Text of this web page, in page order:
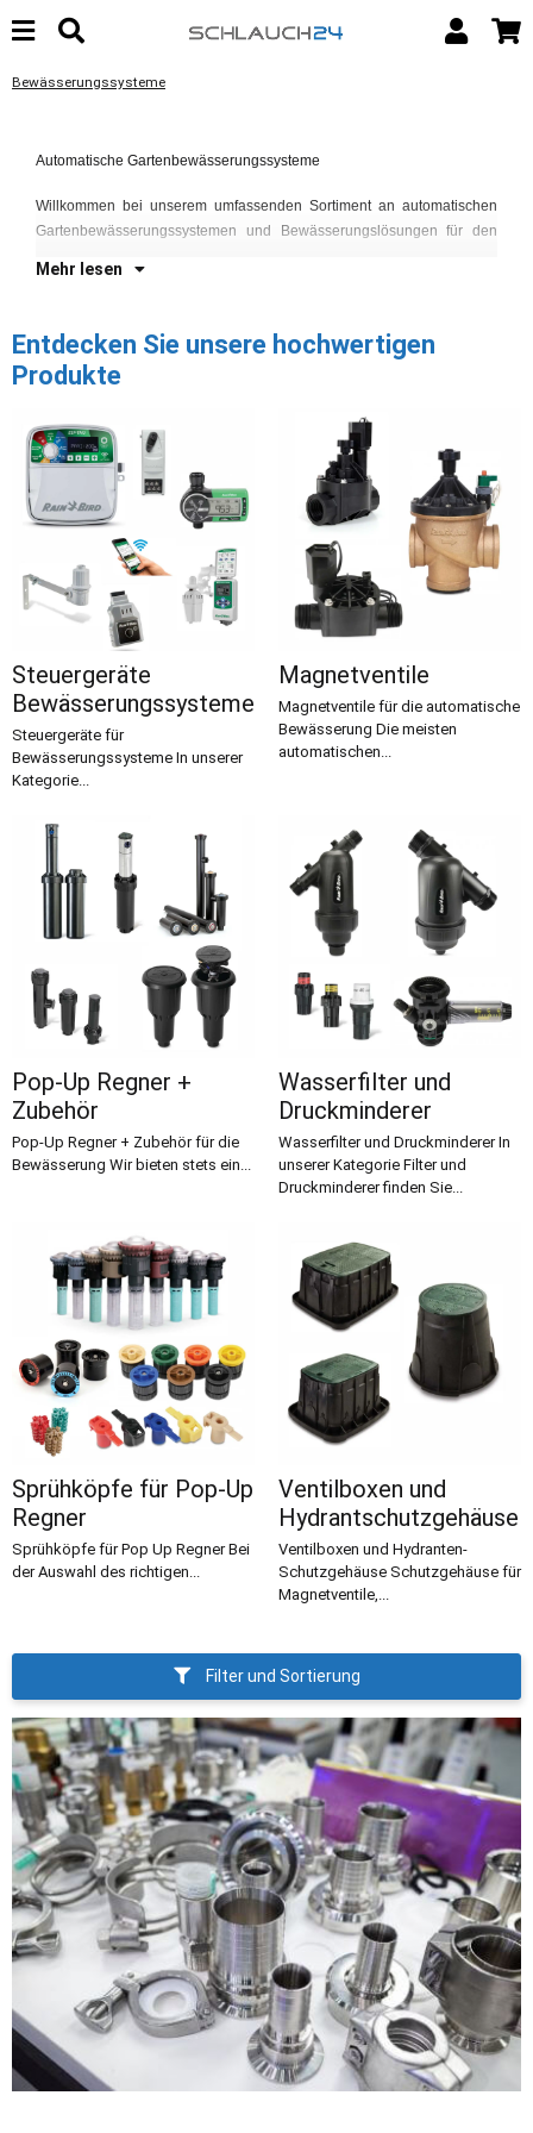
Bewässerungssysteme
Automatische Gartenbewässerungssysteme
Willkommen bei unserem umfassenden Sortiment an automatischen
Gartenbewässerungssystemen und Bewässerungslösungen für den
Mehr lesen
Entdecken Sie unsere hochwertigen
Produkte
Steuergeräte
Bewässerungssysteme
Steuergeräte für
Bewässerungssysteme In unserer
Kategorie...
Magnetventile
Magnetventile für die automatische
Bewässerung Die meisten
automatischen...
Pop-Up Regner +
Zubehör
Pop-Up Regner + Zubehör für die
Bewässerung Wir bieten stets ein...
Wasserfilter und
Druckminderer
Wasserfilter und Druckminderer In
unserer Kategorie Filter und
Druckminderer finden Sie...
Sprühköpfe für Pop-Up
Regner
Sprühköpfe für Pop Up Regner Bei
der Auswahl des richtigen...
Ventilboxen und
Hydrantschutzgehäuse
Ventilboxen und Hydranten-
Schutzgehäuse Schutzgehäuse für
Magnetventile,...
Filter und Sortierung